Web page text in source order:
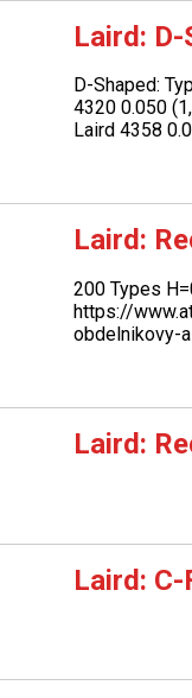
Laird: D-
D-Shaped:
4320 0.050
Laird 4358
Laird:
200 Types
https://
obdelnikovy-
Laird:
Laird: C-